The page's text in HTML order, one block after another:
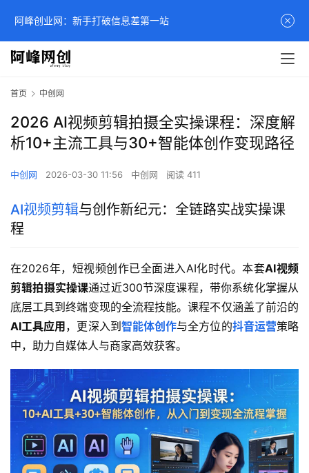
首页 中创网
2026 AI视频剪辑拍摄全实操课程：深度解
析10+主流工具与30+智能体创作变现路径
中创网 2026-03-30 11:56 中创网 阅读 411
AI视频剪辑与创作新纪元：全链路实战实操课
程
在2026年，短视频创作已全面进入AI化时代。本套AI视频
剪辑拍摄实操课通过近300节深度课程，带你系统化掌握从
底层工具到终端变现的全流程技能。课程不仅涵盖了前沿的
AI工具应用 ，更深入到 智能体创作与全方位的抖音运营策略
中，助力自媒体人与商家高效获客。
阿峰创业网：新手打破信息差第一站